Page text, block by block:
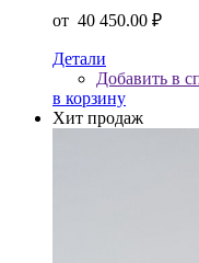
от 40 450.00 ₽
Детали
Добавить в
в корзину
Хит продаж